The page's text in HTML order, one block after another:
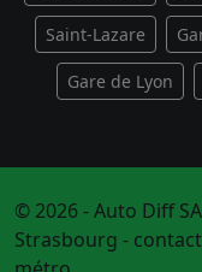
Saint-Lazare
Gare de Lyon
© 2026 - Auto Diff
Strasbourg -